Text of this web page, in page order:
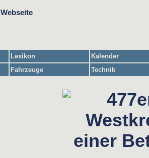
Lexikon
Kalender
Fahrzeuge Technik